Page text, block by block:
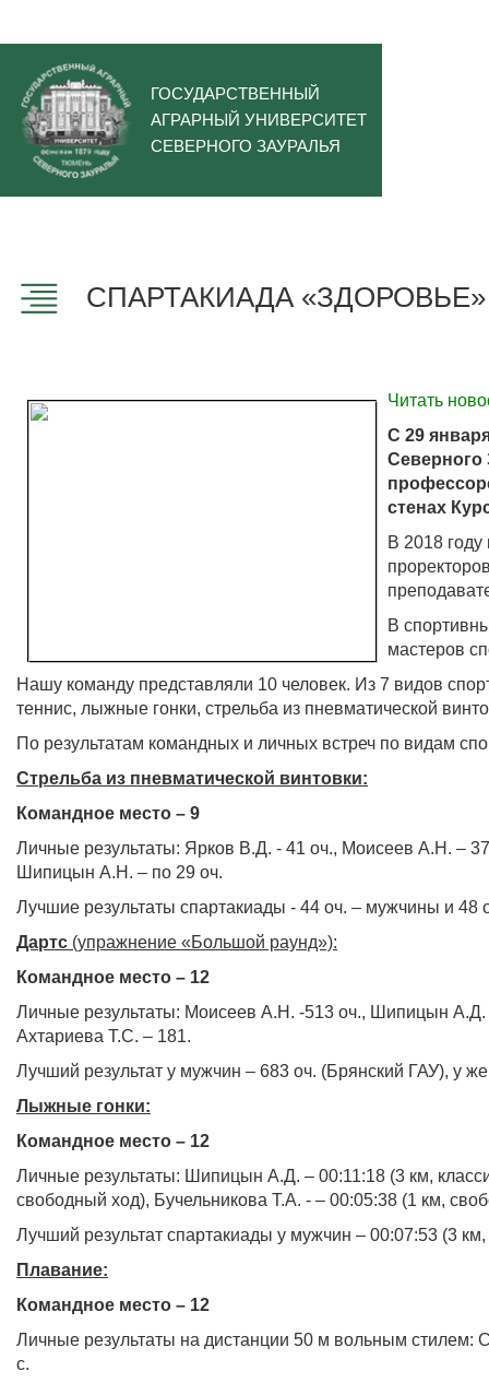
ГОСУДАРСТВЕННЫЙ
АГРАРНЫЙ УНИВЕРСИТЕТ
СЕВЕРНОГО ЗАУРАЛЬЯ
СПАРТАКИАДА
Читать
С 29
Северного
стенах
В 2018
В
мастеров
Нашу команду представляли 10 человек. Из 7 видов
теннис, лыжные гонки, стрельба из пневматической
По результатам командных и личных встреч по видам
Стрельба из пневматической винтовки:
Командное место – 9
Личные результаты: Ярков В.Д. - 41 оч., Моисеев А.Н. –
Шипицын А.Н. – по 29 оч.
Лучшие результаты спартакиады - 44 оч. – мужчины и
Дартс (упражнение «Большой раунд»):
Командное место – 12
Личные результаты: Моисеев А.Н. -513 оч., Шипицын
Ахтариева Т.С. – 181.
Лучший результат у мужчин – 683 оч. (Брянский ГАУ), у
Лыжные гонки:
Командное место – 12
Личные результаты: Шипицын А.Д. – 00:11:18 (3 км,
свободный ход), Бучельникова Т.А. - – 00:05:38 (1 км,
Лучший результат спартакиады у мужчин – 00:07:53 (3
Плавание:
Командное место – 12
Личные результаты на дистанции 50 м вольным
с.